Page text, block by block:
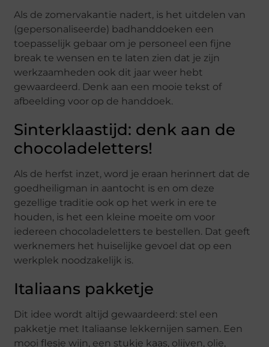
Als de zomervakantie nadert, is het uitdelen van
(gepersonaliseerde) badhanddoeken een
toepasselijk gebaar om je personeel een fijne
break te wensen en te laten zien dat je zijn
werkzaamheden ook dit jaar weer hebt
gewaardeerd. Denk aan een mooie tekst of
afbeelding voor op de handdoek.
Sinterklaastijd: denk aan de
chocoladeletters!
Als de herfst inzet, word je eraan herinnert dat de
goedheiligman in aantocht is en om deze
gezellige traditie ook op het werk in ere te
houden, is het een kleine moeite om voor
iedereen chocoladeletters te bestellen. Dat geeft
werknemers het huiselijke gevoel dat op een
werkplek noodzakelijk is.
Italiaans pakketje
Dit idee wordt altijd gewaardeerd: stel een
pakketje met Italiaanse lekkernijen samen. Een
mooi flesje wijn, een stukje kaas, olijven, olie,